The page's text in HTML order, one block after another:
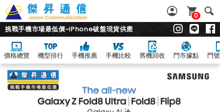
0
挑戰手機市場最低價~iPhone破盤現貨供應
價格總覽 機型排行 手機推薦 手機比較 舊機回收 門市據點 門